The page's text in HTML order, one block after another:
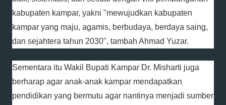
kabupaten kampar, yakni "mewujudkan kabupaten
kampar yang maju, agamis, berbudaya, berdaya saing,
dan sejahtera tahun 2030", tambah Ahmad Yuzar.
Sementara itu Wakil Bupati Kampar Dr. Misharti juga
berharap agar anak-anak kampar mendapatkan
pendidikan yang bermutu agar nantinya menjadi sumber